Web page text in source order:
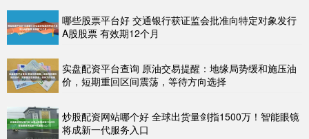
哪些股票平台好 交通银行获证监会批准向特定对象发行
A股股票 有效期12个月
实盘配资平台查询 原油交易提醒：地缘局势缓和施压油
价，短期重回区间震荡，等待方向选择
炒股配资网站哪个好 全球出货量剑指1500万！智能眼镜
将成新一代服务入口